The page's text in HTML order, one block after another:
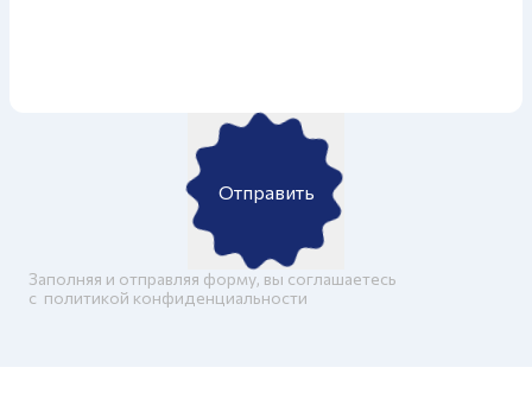
Отправить
Заполняя и отправляя форму, вы соглашаетесь
c политикой конфиденциальности